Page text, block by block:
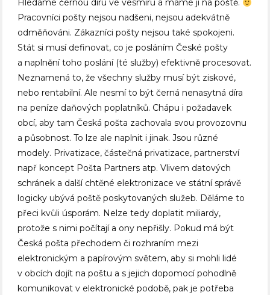
Hledáme černou díru ve vesmíru a máme ji na poště.
Pracovníci pošty nejsou nadšeni, nejsou adekvátně
odměňováni. Zákazníci pošty nejsou také spokojeni.
Stát si musí definovat, co je posláním České pošty
a naplnění toho poslání (té služby) efektivně procesovat.
Neznamená to, že všechny služby musí být ziskové,
nebo rentabilní. Ale nesmí to být černá nenasytná díra
na peníze daňových poplatníků. Chápu i požadavek
obcí, aby tam Česká pošta zachovala svou provozovnu
a působnost. To lze ale naplnit i jinak. Jsou různé
modely. Privatizace, částečná privatizace, partnerství
např koncept Pošta Partners atp. Vlivem datových
schránek a další chtěné elektronizace ve státní správě
logicky ubývá poště poskytovaných služeb. Děláme to
přeci kvůli úsporám. Nelze tedy doplatit miliardy,
protože s nimi počítají a ony nepřišly. Pokud má být
Česká pošta přechodem či rozhraním mezi
elektronickým a papírovým světem, aby si mohli lidé
v obcích dojít na poštu a s jejich dopomocí pohodlně
komunikovat v elektronické podobě, pak je potřeba